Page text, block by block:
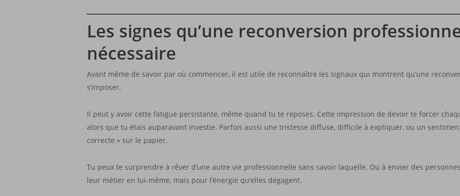
Les signes qu’une reconversion
nécessaire
Avant même de savoir par où commencer, il est utile de reconnaître les signaux qui montrent qu’une
s’imposer.
Il peut y avoir cette fatigue persistante, même quand tu te reposes. Cette impression de devoir te forcer
alors que tu étais auparavant investie. Parfois aussi une tristesse diffuse, difficile à expliquer, ou un
correcte » sur le papier.
Tu peux te surprendre à rêver d’une autre vie professionnelle sans savoir laquelle. Ou à envier des
leur métier en lui-même, mais pour l’énergie qu’elles dégagent.